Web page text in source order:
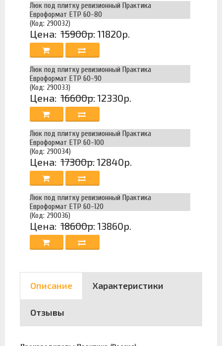
Люк под плитку ревизионный Практика
Евроформат ЕТР 60-80
(Код: 290032)
Цена: 15900р.11820р.
Люк под плитку ревизионный Практика
Евроформат ЕТР 60-90
(Код: 290033)
Цена: 16600р.12330р.
Люк под плитку ревизионный Практика
Евроформат ЕТР 60-100
(Код: 290034)
Цена: 17300р.12840р.
Люк под плитку ревизионный Практика
Евроформат ЕТР 60-120
(Код: 290036)
Цена: 18600р.13860р.
Описание Характеристики
Отзывы